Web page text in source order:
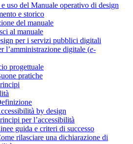
uso del Manuale operativo di design
e storico
del manuale
al manuale
per i servizi pubblici digitali
l’amministrazione digitale (e-
progettuale
pratiche
by design
per l’accessibilità
guida e criteri di successo
rilasciare una dichiarazione di